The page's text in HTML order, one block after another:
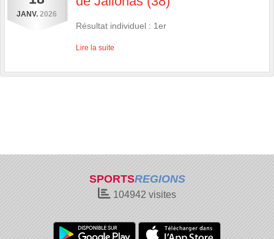
JANV. 2026
Résultat individuel : 1er
Lire la suite
SPORTSREGIONS
104942 visites